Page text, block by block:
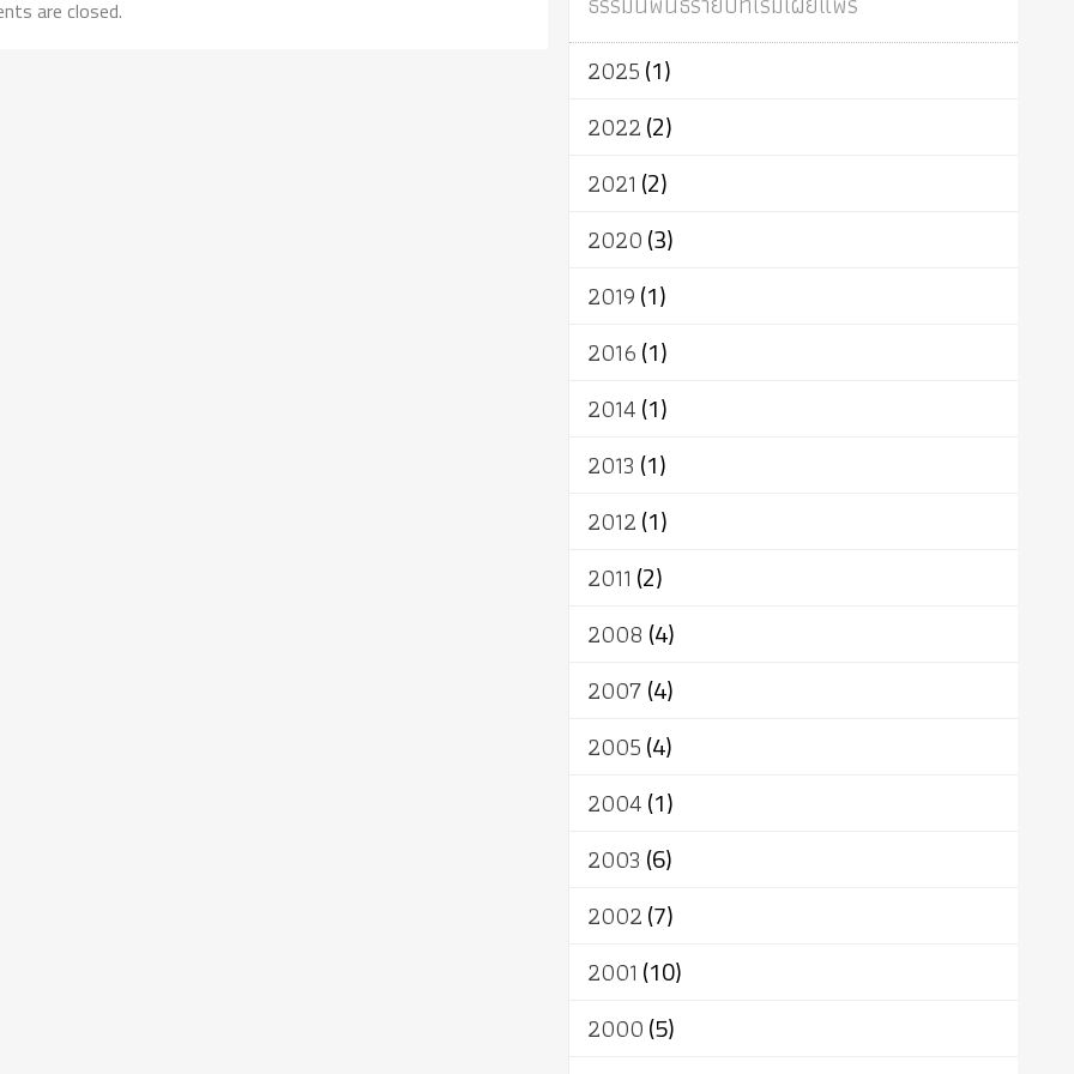
are closed.
ผู้บริโภค
ธรรมาธิปไตย
การแยกรัฐกับศาสนา
ธรรมชาติ
เทคโนโลยี
พุทธบริษัท
วัฒนธรรม
2025(1)
2022(2)
2021 (2)
2020(3)
2019(1)
2016(1)
2014(1)
2013 (1)
2012(1)
2011 (2)
2008 (4)
2007(4)
2005(4)
2004(1)
2003 (6)
2002(7)
2001 (10)
2000(5)